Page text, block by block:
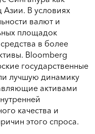
В условиях
валют и
площадок
в более
Bloomberg
государственные
лучшую динамику
активами
качества и
этого спроса.